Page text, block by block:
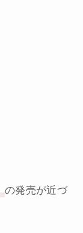
の発売が近づ